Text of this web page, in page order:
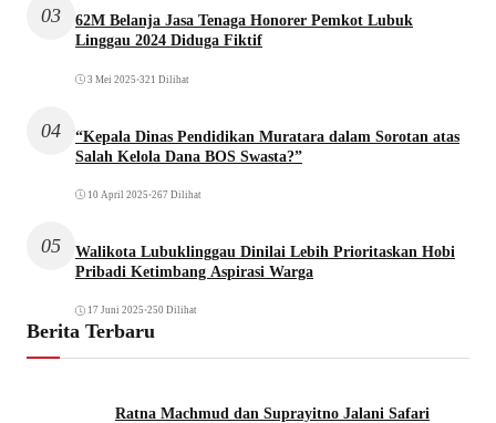
03
62M Belanja Jasa Tenaga Honorer Pemkot Lubuk
Linggau 2024 Diduga Fiktif
3 Mei 2025 •321 Dilihat
04
“Kepala Dinas Pendidikan Muratara dalam Sorotan atas
Salah Kelola Dana BOS Swasta?”
10 April 2025 •267 Dilihat
05
Walikota Lubuklinggau Dinilai Lebih Prioritaskan Hobi
Pribadi Ketimbang Aspirasi Warga
17 Juni 2025 •250 Dilihat
Berita Terbaru
Ratna Machmud dan Suprayitno Jalani Safari